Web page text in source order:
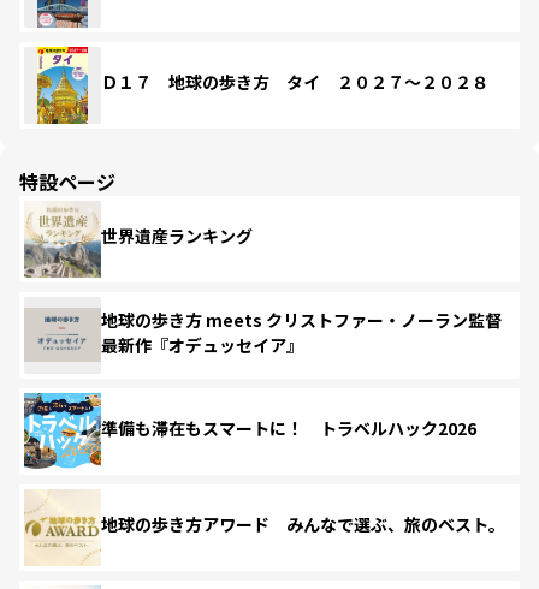
Ｄ１７ 地球の歩き方 タイ ２０２７～２０２８
特設ページ
世界遺産ランキング
地球の歩き方 meets クリストファー・ノーラン監督
最新作『オデュッセイア』
準備も滞在もスマートに！ トラベルハック2026
地球の歩き方アワード みんなで選ぶ、旅のベスト。